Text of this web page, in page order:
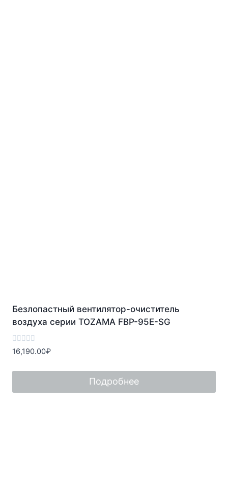
Безлопастный вентилятор-очиститель
воздуха серии TOZAMA FBP-95E-SG
Оценка
0
5
16,190.00₽
Подробнее